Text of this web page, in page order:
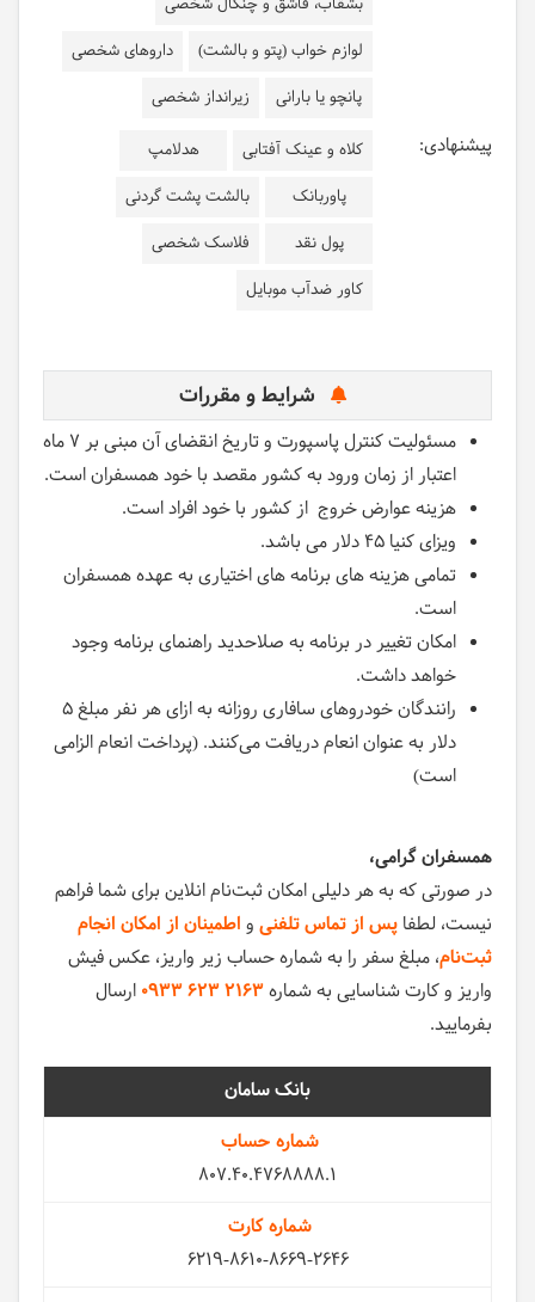
لوازم خواب (پتو و بالشت)
داروهای شخصی
پانچو یا بارانی
زیرانداز شخصی
پیشنهادی: کلاه و عینک آفتابی
هدلامپ
پاوربانک
بالشت پشت گردنی
پول نقد
فلاسک شخصی
کاور ضدآب موبایل
شرایط و مقررات
مسئولیت کنترل پاسپورت و تاریخ انقضای آن مبنی بر ۷ ماه
اعتبار از زمان ورود به کشور مقصد با خود همسفران است.
هزینه عوارض خروج از کشور با خود افراد است.
ویزای کنیا 45 دلار می باشد.
تمامی هزینه های برنامه های اختیاری به عهده همسفران
است.
امکان تغییر در برنامه به صلاحدید راهنمای برنامه وجود
خواهد داشت.
رانندگان خودروهای سافاری روزانه به ازای هر نفر مبلغ ۵
دلار به عنوان انعام دریافت می‌کنند. (پرداخت انعام الزامی
است)
همسفران گرامی،
در صورتی که به هر دلیلی امکان ثبت‌نام انلاین برای شما فراهم
نیست، لطفا پس از تماس تلفنی و اطمینان از امکان انجام
ثبت‌نام، مبلغ سفر را به شماره حساب زیر واریز، عکس فیش
واریز و کارت شناسایی به شماره0933 623 2163 ارسال
بفرمایید.
سامان
807.40.4768888.1
6219-8610-8669-2646